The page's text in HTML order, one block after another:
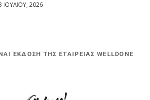
ΙΟΥΛΊΟΥ, 2026
ΕΚΔΟΣΗ ΤΗΣ ΕΤΑΙΡΕΙΑΣ WELLDONE